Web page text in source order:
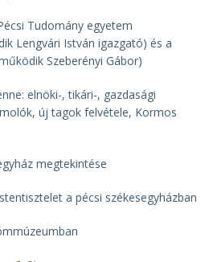
Tudomány egyetem
Lengvári István igazgató) és a
Szeberényi Gábor)
elnöki-, tikári-, gazdasági
új tagok felvétele, Kormos
megtekintése
a pécsi székesegyházban